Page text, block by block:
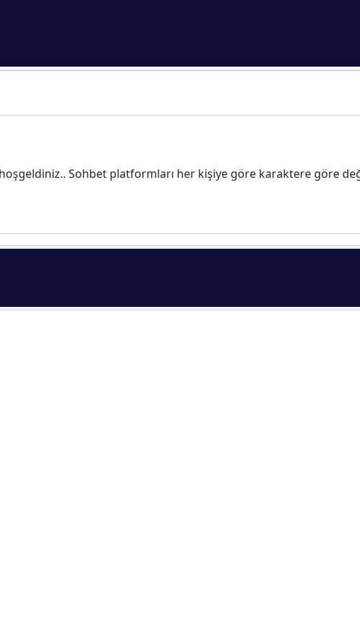
hoşgeldiniz.. Sohbet platformları her kişiye göre karaktere göre